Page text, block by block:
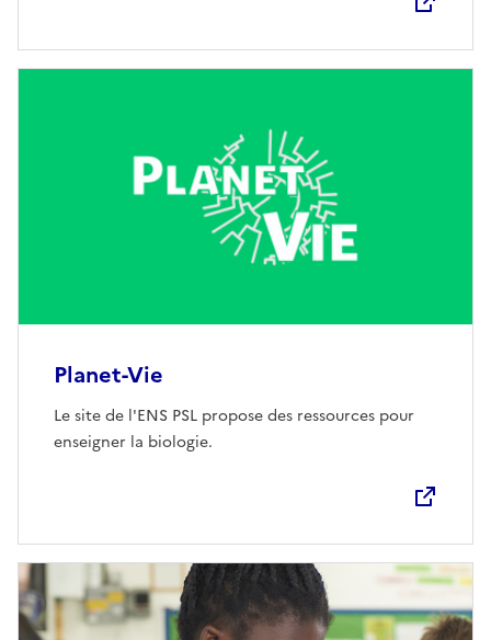
Planet-Vie
Le site de l'ENS PSL propose des ressources pour
enseigner la biologie.